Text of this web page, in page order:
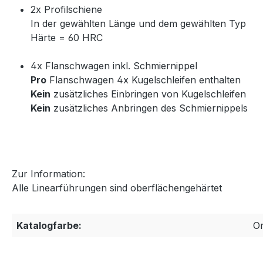
2x Profilschiene
In der gewählten Länge und dem gewählten Typ
Härte = 60 HRC
4x Flanschwagen inkl. Schmiernippel
Pro Flanschwagen 4x Kugelschleifen enthalten
Kein zusätzliches Einbringen von Kugelschleifen
Kein zusätzliches Anbringen des Schmiernippels
Zur Information:
Alle Linearführungen sind oberflächengehärtet
Katalogfarbe: